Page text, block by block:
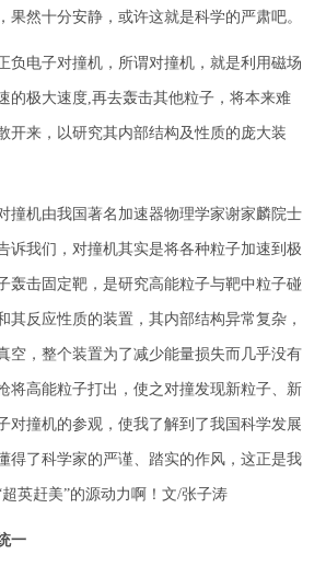
果然十分安静，或许这就是科学的严肃吧。
电子对撞机，所谓对撞机，就是利用磁场
的极大速度,再去轰击其他粒子，将本来难
开来，以研究其内部结构及性质的庞大装
机由我国著名加速器物理学家谢家麟院士
诉我们，对撞机其实是将各种粒子加速到极
轰击固定靶，是研究高能粒子与靶中粒子碰
其反应性质的装置，其内部结构异常复杂，
空，整个装置为了减少能量损失而几乎没有
将高能粒子打出，使之对撞发现新粒子、新
对撞机的参观，使我了解到了我国科学发展
得了科学家的严谨、踏实的作风，这正是我
英赶美”的源动力啊！文/张子涛
一